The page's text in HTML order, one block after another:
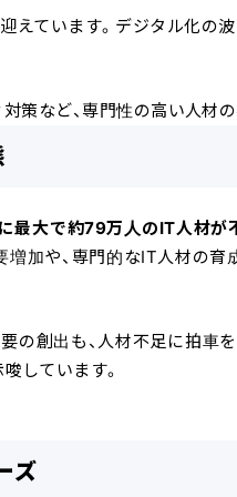
えています。デジタル化の
策など、専門性の高い人材
最大で約79万人のIT人材が
加や、専門的なIT人材の
の創出も、人材不足に拍車
しています。
ズ